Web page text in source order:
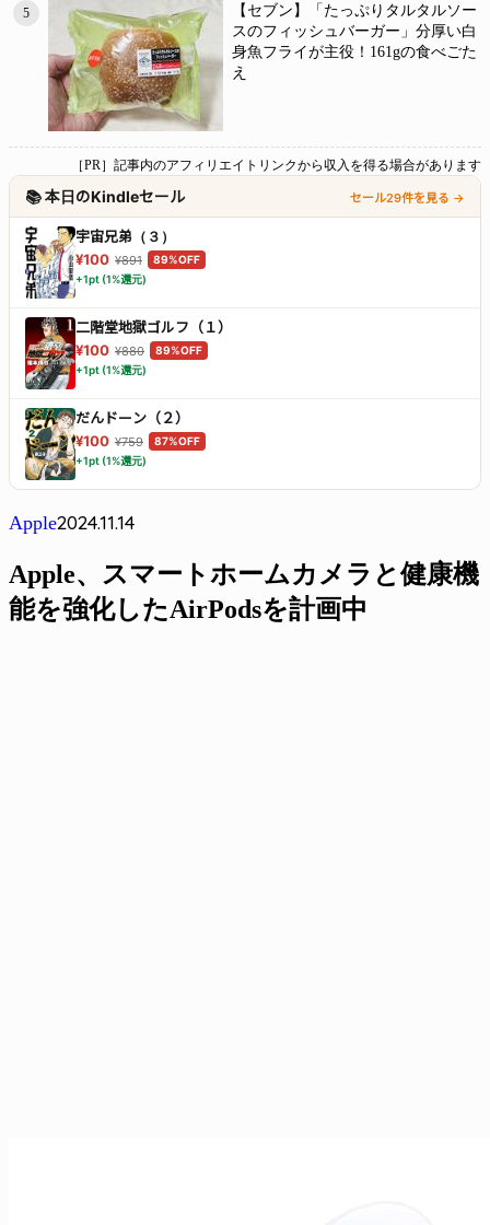
5
【セブン】「たっぷりタルタルソー
スのフィッシュバーガー」分厚い白
身魚フライが主役！161gの食べごた
え
［PR］記事内のアフィリエイトリンクから収入を得る場合があります
📚 本日のKindleセール セール29件を見る →
宇宙兄弟（３）
¥100 ¥891
89%OFF
+1pt (1%還元)
二階堂地獄ゴルフ（１）
¥100 ¥880
89%OFF
+1pt (1%還元)
だんドーン（２）
¥100 ¥759
87%OFF
+1pt (1%還元)
Apple2024.11.14
Apple、スマートホームカメラと健康機
能を強化したAirPodsを計画中